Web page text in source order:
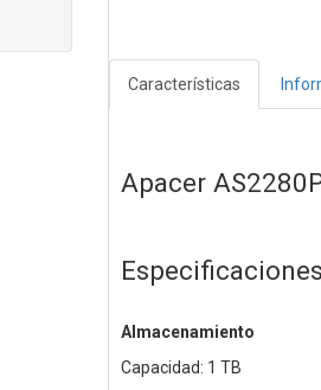
Características
Apacer
Almacenamiento
Capacidad: 1 TB